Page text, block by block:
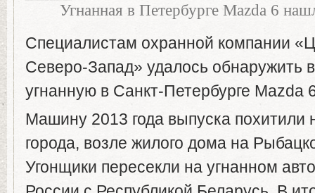
Угнанная в Петербурге Mazda 6
Специалистам охранной компании
Северо-Запад» удалось обнаружить
угнанную в Санкт-Петербурге Mazda
Машину 2013 года выпуска похитили
города, возле жилого дома на
Угонщики пересекли на угнанном